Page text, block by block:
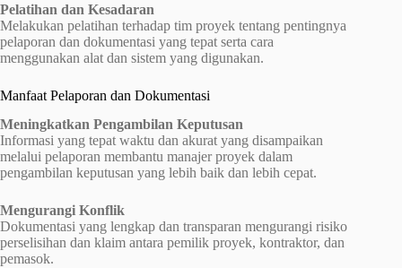
Pelatihan dan Kesadaran
Melakukan pelatihan terhadap tim proyek tentang pentingnya
pelaporan dan dokumentasi yang tepat serta cara
menggunakan alat dan sistem yang digunakan.
Manfaat Pelaporan dan Dokumentasi
Meningkatkan Pengambilan Keputusan
Informasi yang tepat waktu dan akurat yang disampaikan
melalui pelaporan membantu manajer proyek dalam
pengambilan keputusan yang lebih baik dan lebih cepat.
Mengurangi Konflik
Dokumentasi yang lengkap dan transparan mengurangi risiko
perselisihan dan klaim antara pemilik proyek, kontraktor, dan
pemasok.